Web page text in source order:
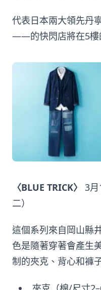
代表日本兩大領先
——的快閃店將在5樓
〈BLUE TRICK〉
3
二）
這個系列來自岡山縣
色是隨著穿著會產生
制的夾克、背心和褲